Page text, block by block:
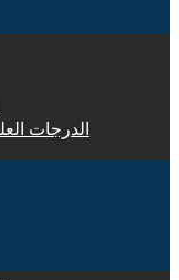
الدرجات